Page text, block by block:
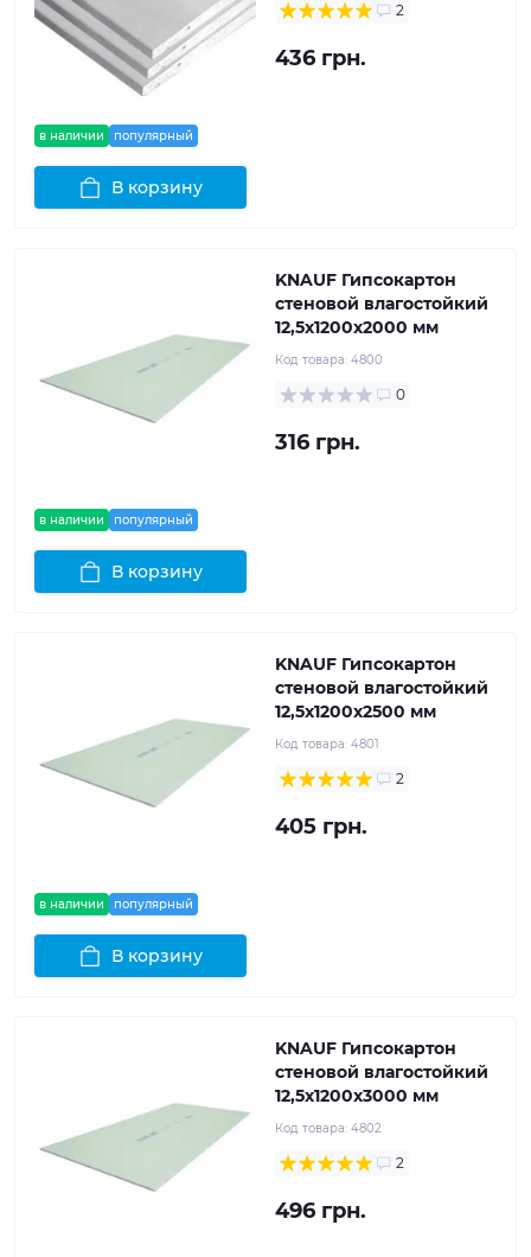
в наличии популярный
2
436 грн.
В корзину
в наличии популярный
KNAUF Гипсокартон
стеновой влагостойкий
12,5x1200x2000 мм
Код товара: 4800
0
316 грн.
В корзину
в наличии популярный
KNAUF Гипсокартон
стеновой влагостойкий
12,5x1200x2500 мм
Код товара: 4801
2
405 грн.
В корзину
KNAUF Гипсокартон
стеновой влагостойкий
12,5x1200x3000 мм
Код товара: 4802
2
496 грн.